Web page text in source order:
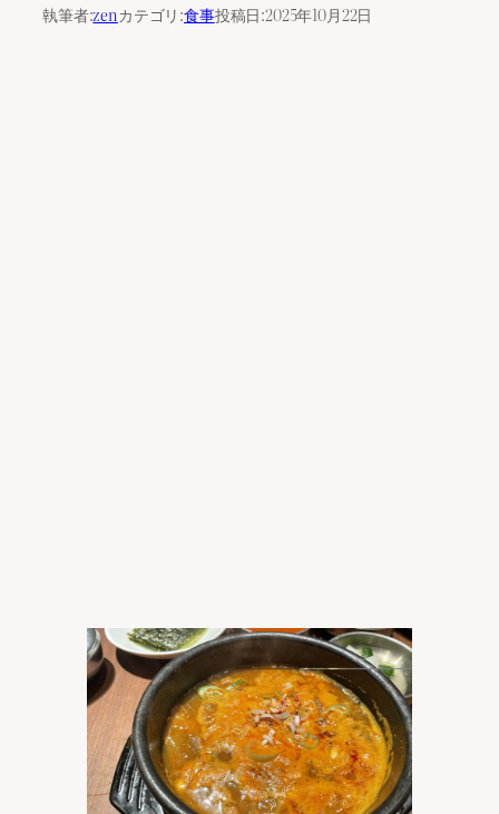
執筆者:zenカテゴリ:食事投稿日:2025年10月22日